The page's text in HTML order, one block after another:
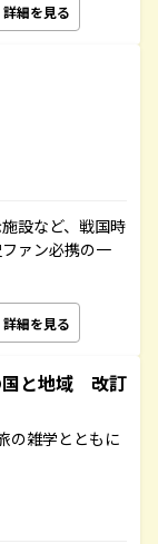
詳細を見る
設など、戦国時
ァン必携の一
詳細を見る
と地域 改訂
の雑学とともに